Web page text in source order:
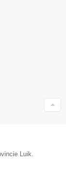
Luik.